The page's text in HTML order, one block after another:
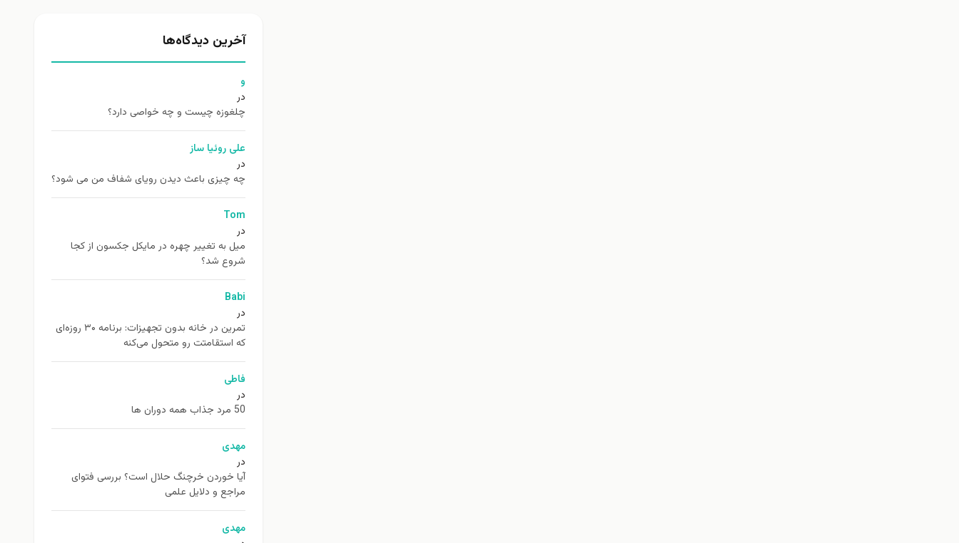
آخرین دیدگاه‌ها
و
در
چلغوزه چیست و چه خواصی دارد؟
علی روئیا ساز
در
چه چیزی باعث دیدن رویای شفاف من می شود؟
Tom
در
ميل به تغيير چهره در مایکل جکسون از كجا
شروع شد؟
Babi
در
تمرین در خانه بدون تجهیزات: برنامه ۳۰ روزه‌ای
که استقامتت رو متحول می‌کنه
فاطی
در
50 مرد جذاب همه دوران ها
مهدی
در
آیا خوردن خرچنگ حلال است؟ بررسی فتوای
مراجع و دلایل علمی
مهدی